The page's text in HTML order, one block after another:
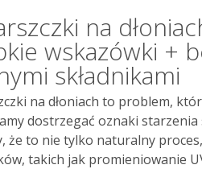
na
wskazówki +
składnikami
na dłoniach to problem,
dostrzegać oznaki
że to nie tylko naturalny
takich jak promieniowanie